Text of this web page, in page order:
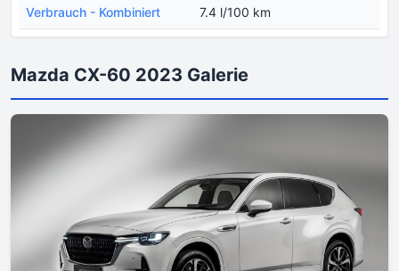
Verbrauch - Kombiniert 7.4 l/100 km
Mazda CX-60 2023 Galerie